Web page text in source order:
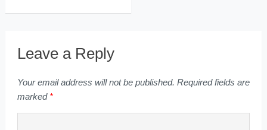
Leave a Reply
Your email address will not be published. Required fields are
marked *